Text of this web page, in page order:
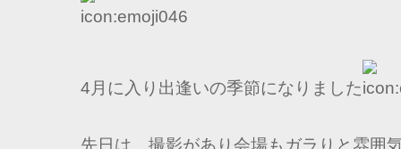
4月に入り出逢いの季節になりました
先日は、撮影があり会場もガラりと雰囲